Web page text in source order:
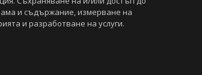
и съдържание, измерване на
и разработване на услуги.